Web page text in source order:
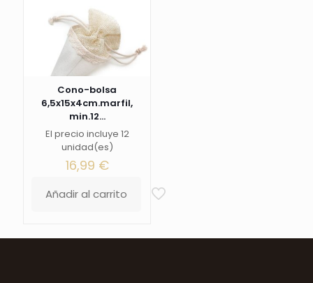
Cono-bolsa
6,5x15x4cm.marfil,
min.12...
El precio incluye 12
unidad(es)
16,99 €
Añadir al carrito